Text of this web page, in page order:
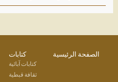
الصفحة الرئيسية كتابات
كتابات آبائية
ثقافة قبطية